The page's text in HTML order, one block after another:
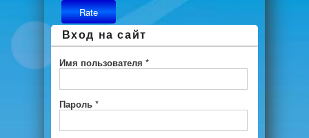
Вход на сайт
Имя пользователя *
Пароль *